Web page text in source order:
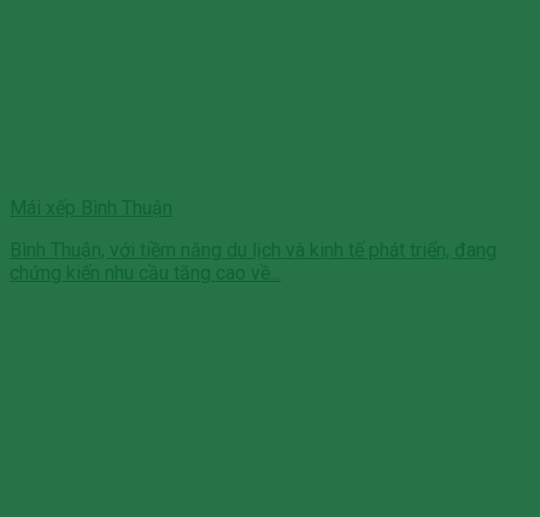
Mái xếp Bình Thuận
Bình Thuận, với tiềm năng du lịch và kinh tế phát triển, đang
chứng kiến nhu cầu tăng cao về...